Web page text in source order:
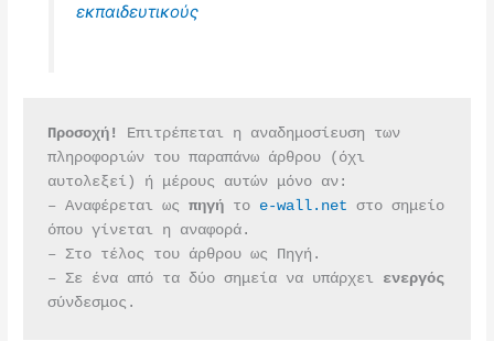
εκπαιδευτικούς
Προσοχή!
Επιτρέπεται η αναδημοσίευση των
πληροφοριών του παραπάνω άρθρου (όχι
αυτολεξεί) ή μέρους αυτών μόνο αν:
– Αναφέρεται ως πηγή το e-wall.net στο σημείο
όπου γίνεται η αναφορά.
– Στο τέλος του άρθρου ως Πηγή.
– Σε ένα από τα δύο σημεία να υπάρχει
σύνδεσμος.